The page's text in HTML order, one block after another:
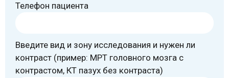
Телефон пациента
Введите вид и зону исследования и нужен ли
контраст (пример: МРТ головного мозга с
контрастом, КТ пазух без контраста)